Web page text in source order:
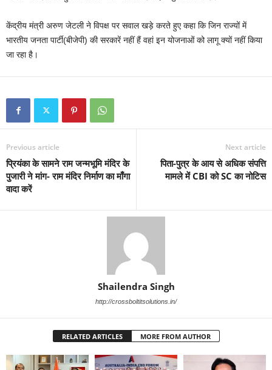
केंद्रीय मंत्री अरुण जेटली ने विपक्ष पर सवाल खड़े करते हुए कहा कि जिन राज्यों में
भारतीय जनता पार्टी(बीजेपी) की सरकारें नहीं हैं वहां इन योजनाओं को लागू क्यों नहीं किया
जा रहा है।
Previous article
प्रियंका के सामने राम जन्मभूमि मंदिर के
पुजारी ने मांग- राम मंदिर निर्माण का माँगा
वादा करें
Next article
पिता-पुत्र के आय से अधिक संपत्ति
मामले में CBI को SC का नोटिस
Shailendra Singh
http://crossboltitsolutions.in/
RELATED ARTICLES MORE FROM AUTHOR